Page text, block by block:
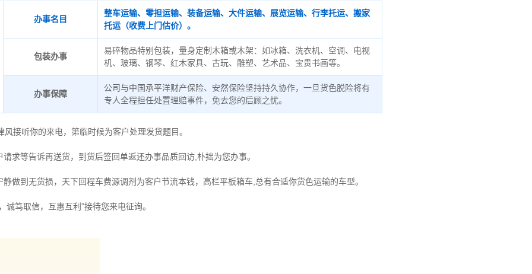
办事名目
整车运输、零担运输、装备运输、大件运输、展览运输、行李托运、搬家
托运（收费上门估价）。
包装办事
易碎物品特别包装，量身定制木箱或木架：如冰箱、洗衣机、空调、电视
机、玻璃、钢琴、红木家具、古玩、雕塑、艺术品、宝贵书画等。
办事保障
公司与中国承平洋财产保险、安然保险坚持持久协作，一旦货色脱险将有
专人全程担任处置理赔事件，免去您的后顾之忧。
接听你的来电，第临时候为客户处理发货题目。
求等告诉再送货，到货后签回单返还办事品质回访,朴拙为您办事。
做到无货损，天下回程车费源调剂为客户节流本钱，高栏平板箱车,总有合适你货色运输的车型。
诚笃取信，互惠互利”接待您来电征询。